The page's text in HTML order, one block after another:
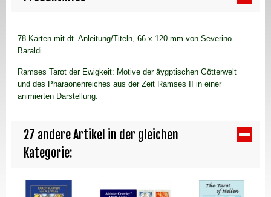
78 Karten mit dt. Anleitung/Titeln, 66 x 120 mm von Severino
Baraldi.
Ramses Tarot der Ewigkeit: Motive der äygptischen Götterwelt
und des Pharaonenreiches aus der Zeit Ramses II in einer
animierten Darstellung.
27 andere Artikel in der gleichen
Kategorie: